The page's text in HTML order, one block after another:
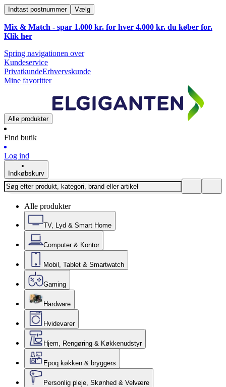
Indtast postnummer Vælg
Mix & Match - spar 1.000 kr. for hver 4.000 kr. du køber for.
Klik her
Spring navigationen over
Kundeservice
PrivatkundeErhvervskunde
Mine favoritter
Alle produkter
Find butik
Log ind
Indkøbskurv
Alle produkter
TV, Lyd & Smart Home
Computer & Kontor
Mobil, Tablet & Smartwatch
Gaming
Hardware
Hvidevarer
Hjem, Rengøring & Køkkenudstyr
Epoq køkken & bryggers
Personlig pleje, Skønhed & Velvære